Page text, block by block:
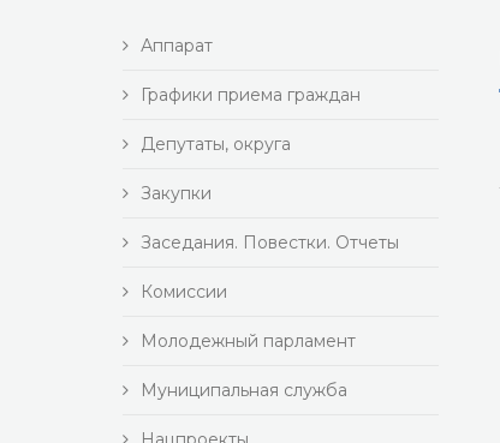
Аппарат
Графики приема граждан
Депутаты, округа
Закупки
Заседания. Повестки. Отчеты
Комиссии
Молодежный парламент
Муниципальная служба